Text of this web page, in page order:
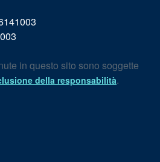
in questo sito sono soggette
della responsabilità.